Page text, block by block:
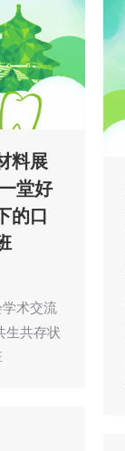
料展
堂好
的口
术交流
生共存状